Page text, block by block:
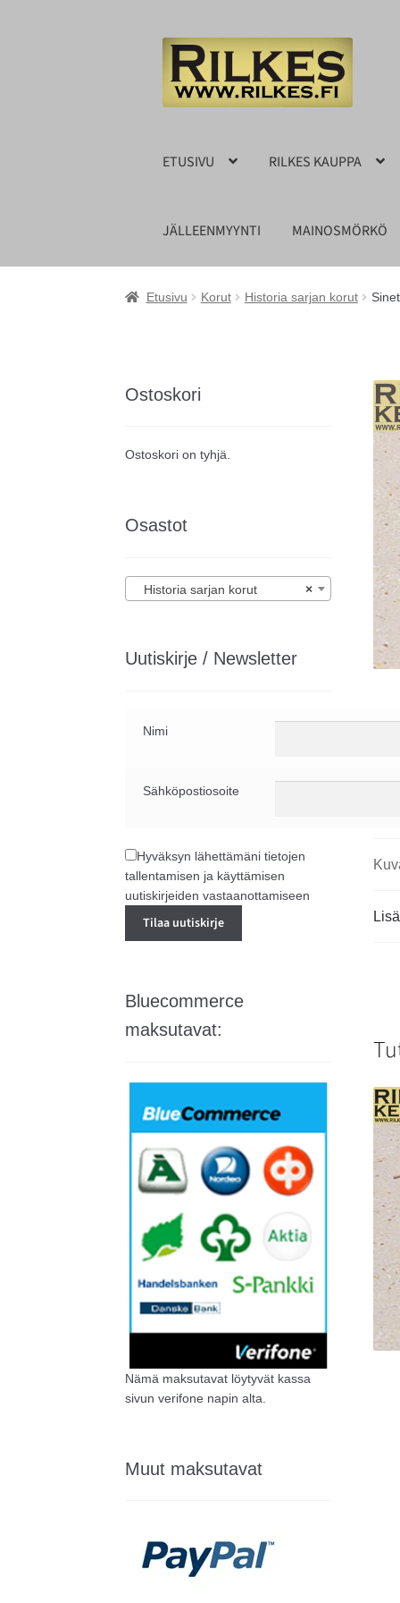
Siirry
navigointiin
Siirry
sisältöön
ETUSIVU RILKES KAUPPA
JÄLLEENMYYNTI MAINOSMÖRKÖ
Etusivu Korut Historia sarjan korut
Ostoskori
Ostoskori on tyhjä.
Osastot
×
Historia sarjan korut
Uutiskirje / Newsletter
Nimi
Sähköpostiosoite
Hyväksyn lähettämäni tietojen
tallentamisen ja käyttämisen
uutiskirjeiden vastaanottamiseen
Bluecommerce
maksutavat:
Nämä maksutavat löytyvät kassa
sivun verifone napin alta.
Muut maksutavat